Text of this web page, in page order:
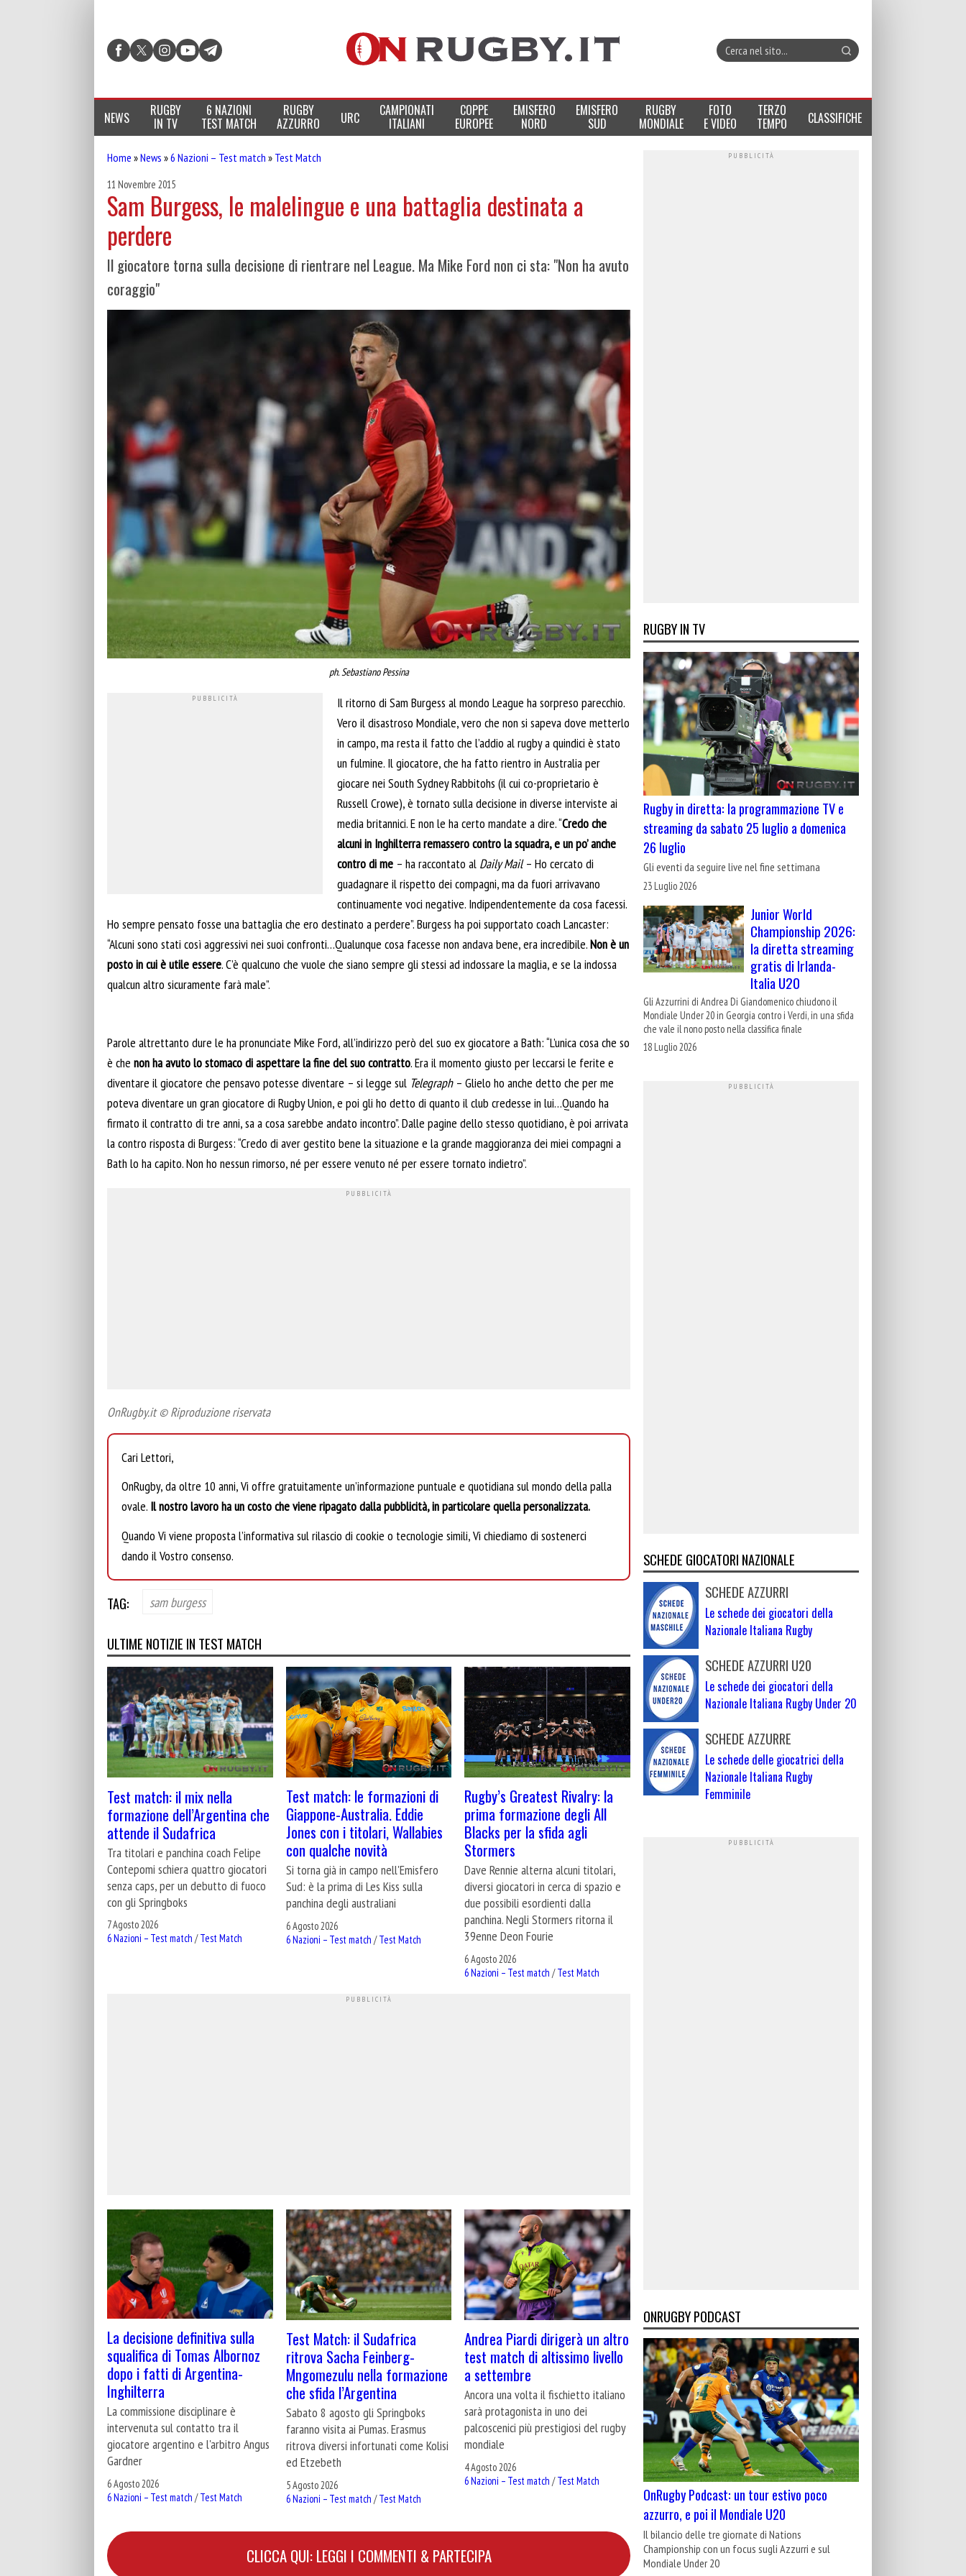
NEWS RUGBY
IN TV
6 NAZIONI
TEST MATCH
RUGBY
AZZURRO URC CAMPIONATI
ITALIANI
COPPE
EUROPEE
EMISFERO
NORD
EMISFERO
SUD
RUGBY
MONDIALE
FOTO
E VIDEO
TERZO
TEMPO CLASSIFICHE
Home »News »6 Nazioni – Test match » Test Match
11 Novembre 2015
Sam Burgess, le malelingue e una battaglia destinata a
perdere
Il giocatore torna sulla decisione di rientrare nel League. Ma Mike Ford non ci sta: "Non ha avuto
coraggio"
ph. Sebastiano Pessina
Il ritorno di Sam Burgess al mondo League ha sorpreso parecchio.
Vero il disastroso Mondiale, vero che non si sapeva dove metterlo
in campo, ma resta il fatto che l’addio al rugby a quindici è stato
un fulmine. Il giocatore, che ha fatto rientro in Australia per
giocare nei South Sydney Rabbitohs (il cui co-proprietario è
Russell Crowe), è tornato sulla decisione in diverse interviste ai
media britannici. E non le ha certo mandate a dire. “Credo che
alcuni in Inghilterra remassero contro la squadra, e un po’ anche
contro di me – ha raccontato al Daily Mail– Ho cercato di
guadagnare il rispetto dei compagni, ma da fuori arrivavano
continuamente voci negative. Indipendentemente da cosa facessi.
Ho sempre pensato fosse una battaglia che ero destinato a perdere”. Burgess ha poi supportato coach Lancaster:
“Alcuni sono stati così aggressivi nei suoi confronti…Qualunque cosa facesse non andava bene, era incredibile.Non è un
posto in cui è utile essere. C’è qualcuno che vuole che siano sempre gli stessi ad indossare la maglia, e se la indossa
qualcun altro sicuramente farà male”.
Parole altrettanto dure le ha pronunciate Mike Ford, all’indirizzo però del suo ex giocatore a Bath: “L’unica cosa che so
è che non ha avuto lo stomaco di aspettare la fine del suo contratto. Era il momento giusto per leccarsi le ferite e
diventare il giocatore che pensavo potesse diventare – si legge sul Telegraph– Glielo ho anche detto che per me
poteva diventare un gran giocatore di Rugby Union, e poi gli ho detto di quanto il club credesse in lui…Quando ha
firmato il contratto di tre anni, sa a cosa sarebbe andato incontro”. Dalle pagine dello stesso quotidiano, è poi arrivata
la contro risposta di Burgess: “Credo di aver gestito bene la situazione e la grande maggioranza dei miei compagni a
Bath lo ha capito. Non ho nessun rimorso, né per essere venuto né per essere tornato indietro”.
OnRugby.it © Riproduzione riservata
Cari Lettori,
OnRugby, da oltre 10 anni, Vi offre gratuitamente un’informazione puntuale e quotidiana sul mondo della palla
ovale. Il nostro lavoro ha un costo che viene ripagato dalla pubblicità, in particolare quella personalizzata.
Quando Vi viene proposta l’informativa sul rilascio di cookie o tecnologie simili, Vi chiediamo di sostenerci
dando il Vostro consenso.
TAG: sam burgess
ULTIME NOTIZIE IN TEST MATCH
Test match: il mix nella
formazione dell’Argentina che
attende il Sudafrica
Tra titolari e panchina coach Felipe
Contepomi schiera quattro giocatori
senza caps, per un debutto di fuoco
con gli Springboks
7 Agosto 2026
6 Nazioni – Test match /Test Match
Test match: le formazioni di
Giappone-Australia. Eddie
Jones con i titolari, Wallabies
con qualche novità
Si torna già in campo nell'Emisfero
Sud: è la prima di Les Kiss sulla
panchina degli australiani
6 Agosto 2026
6 Nazioni – Test match /Test Match
Rugby’s Greatest Rivalry: la
prima formazione degli All
Blacks per la sfida agli
Stormers
Dave Rennie alterna alcuni titolari,
diversi giocatori in cerca di spazio e
due possibili esordienti dalla
panchina. Negli Stormers ritorna il
39enne Deon Fourie
6 Agosto 2026
6 Nazioni – Test match /Test Match
La decisione definitiva sulla
squalifica di Tomas Albornoz
dopo i fatti di Argentina-
Inghilterra
La commissione disciplinare è
intervenuta sul contatto tra il
giocatore argentino e l'arbitro Angus
Gardner
6 Agosto 2026
6 Nazioni – Test match /Test Match
Test Match: il Sudafrica
ritrova Sacha Feinberg-
Mngomezulu nella formazione
che sfida l’Argentina
Sabato 8 agosto gli Springboks
faranno visita ai Pumas. Erasmus
ritrova diversi infortunati come Kolisi
ed Etzebeth
5 Agosto 2026
6 Nazioni – Test match /Test Match
Andrea Piardi dirigerà un altro
test match di altissimo livello
a settembre
Ancora una volta il fischietto italiano
sarà protagonista in uno dei
palcoscenici più prestigiosi del rugby
mondiale
4 Agosto 2026
6 Nazioni – Test match /Test Match
CLICCA QUI: LEGGI I COMMENTI & PARTECIPA
RUGBY IN TV
Rugby in diretta: la programmazione TV e
streaming da sabato 25 luglio a domenica
26 luglio
Gli eventi da seguire live nel fine settimana
23 Luglio 2026
Junior World
Championship 2026:
la diretta streaming
gratis di Irlanda-
Italia U20
Gli Azzurrini di Andrea Di Giandomenico chiudono il
Mondiale Under 20 in Georgia contro i Verdi, in una sfida
che vale il nono posto nella classifica finale
18 Luglio 2026
SCHEDE GIOCATORI NAZIONALE
SCHEDE AZZURRI
Le schede dei giocatori della
Nazionale Italiana Rugby
SCHEDE AZZURRI U20
Le schede dei giocatori della
Nazionale Italiana Rugby Under 20
SCHEDE AZZURRE
Le schede delle giocatrici della
Nazionale Italiana Rugby
Femminile
ONRUGBY PODCAST
OnRugby Podcast: un tour estivo poco
azzurro, e poi il Mondiale U20
Il bilancio delle tre giornate di Nations
Championship con un focus sugli Azzurri e sul
Mondiale Under 20